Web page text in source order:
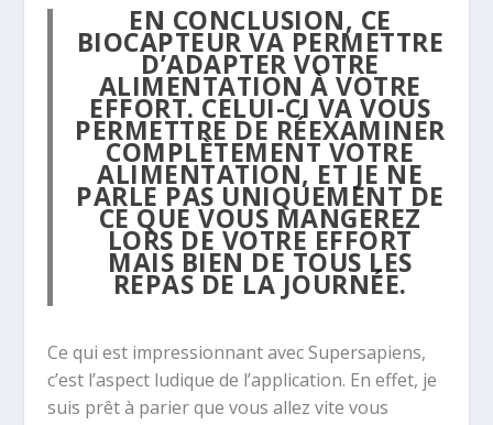
EN CONCLUSION, CE
BIOCAPTEUR VA PERMETTRE
D’ADAPTER VOTRE
ALIMENTATION À VOTRE
EFFORT. CELUI-CI VA VOUS
PERMETTRE DE RÉEXAMINER
COMPLÈTEMENT VOTRE
ALIMENTATION, ET JE NE
PARLE PAS UNIQUEMENT DE
CE QUE VOUS MANGEREZ
LORS DE VOTRE EFFORT
MAIS BIEN DE TOUS LES
REPAS DE LA JOURNÉE.
Ce qui est impressionnant avec Supersapiens,
c’est l’aspect ludique de l’application. En effet, je
suis prêt à parier que vous allez vite vous